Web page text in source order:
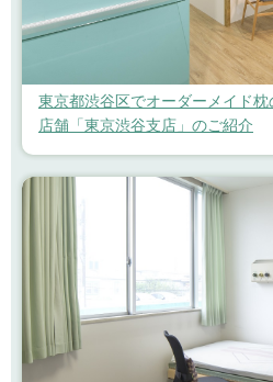
東京都渋谷区でオーダーメイド
店舗「東京渋谷支店」のご紹介